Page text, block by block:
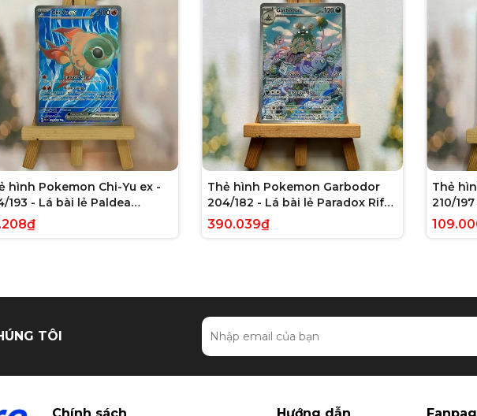
hình Pokemon Chi-Yu ex -
193 - Lá bài lẻ Paldea
Full Art Secret Rare
Anh chính hãng
Thẻ hình Pokemon Garbodor
204/182 - Lá bài lẻ Paradox Rift
Illustration Rare tiếng Anh chính
390.039₫
Thẻ
210/
Flames
tiếng
TÔI